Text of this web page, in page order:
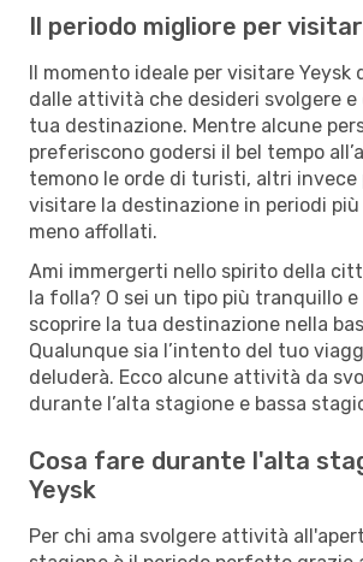
Il periodo migliore per
Il momento ideale per visitare Yeysk
dalle attività che desideri svolgere e
tua destinazione. Mentre alcune
preferiscono godersi il bel tempo
temono le orde di turisti, altri
visitare la destinazione in periodi
meno affollati.
Ami immergerti nello spirito della
la folla? O sei un tipo più tranquillo
scoprire la tua destinazione nella
Qualunque sia l’intento del tuo
deluderà. Ecco alcune attività da
durante l’alta stagione e bassa
Cosa fare durante l'alta
Yeysk
Per chi ama svolgere attività